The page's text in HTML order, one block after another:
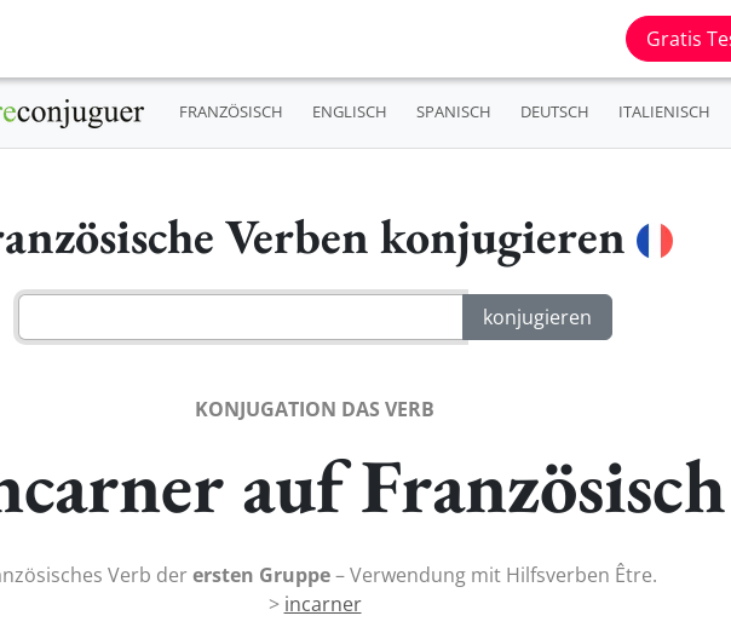
Gratis
FRANZÖSISCH ENGLISCH SPANISCH DEUTSCH ITALIENISCH
Verben konjugieren
KONJUGATION DAS VERB
auf Französisch
Verb derersten Gruppe– Verwendung mit Hilfsverben Être.
> incarner